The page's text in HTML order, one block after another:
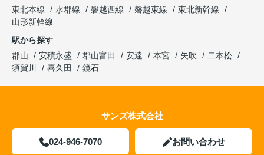
東北本線
水郡線 磐越西線 磐越東線
東北新幹線
山形新幹線
駅から探す
郡山
安積永盛 郡山富田 安達 本宮 矢吹
二本松
須賀川
喜久田 鏡石
サンズ株式会社
024-946-7070 お問い合わせ